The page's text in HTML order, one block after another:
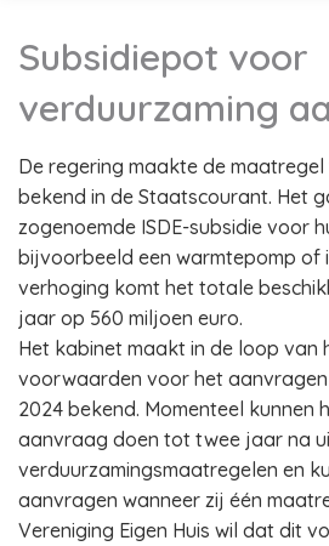
Subsidiepot voor
verduurzaming
De regering maakte de
bekend in de Staatscourant. Het
zogenoemde ISDE-subsidie voor
bijvoorbeeld een warmtepomp of
verhoging komt het totale
jaar op 560 miljoen euro.
Het kabinet maakt in de loop van
voorwaarden voor het aanvragen
2024 bekend. Momenteel kunnen
aanvraag doen tot twee jaar na
verduurzamingsmaatregelen en
aanvragen wanneer zij één
Vereniging Eigen Huis wil dat dit